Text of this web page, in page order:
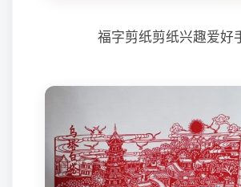
福字剪纸剪纸兴趣爱好